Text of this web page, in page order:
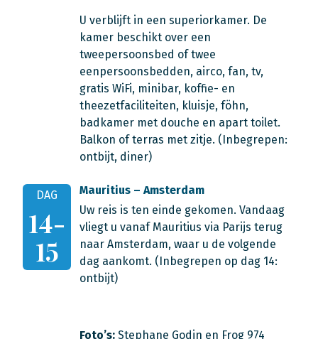
U verblijft in een superiorkamer. De
kamer beschikt over een
tweepersoonsbed of twee
eenpersoonsbedden, airco, fan, tv,
gratis WiFi, minibar, koffie- en
theezetfaciliteiten, kluisje, föhn,
badkamer met douche en apart toilet.
Balkon of terras met zitje. (Inbegrepen:
ontbijt, diner)
DAG
14-
15
Mauritius – Amsterdam
Uw reis is ten einde gekomen. Vandaag
vliegt u vanaf Mauritius via Parijs terug
naar Amsterdam, waar u de volgende
dag aankomt. (Inbegrepen op dag 14:
ontbijt)
Foto’s: Stephane Godin en Frog 974